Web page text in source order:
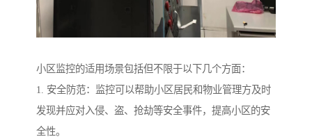
小区监控的适用场景包括但不限于以下几个方面：
1. 安全防范：监控可以帮助小区居民和物业管理方及时
发现并应对入侵、盗、抢劫等安全事件，提高小区的安
全性。